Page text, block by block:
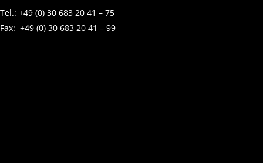
Tel.: +49 (0) 30 683 20 41 – 75
Fax: +49 (0) 30 683 20 41 – 99